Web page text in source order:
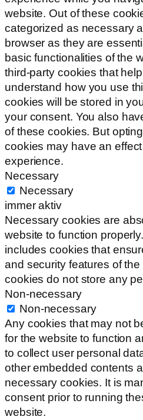
website. Out of these
categorized as necessary
browser as they are
basic functionalities of the
third-party cookies that
understand how you use
cookies will be stored in
your consent. You also
of these cookies. But
cookies may have an
experience.
Necessary
Necessary
immer aktiv
Necessary cookies are
website to function
includes cookies that
and security features of
cookies do not store any
Non-necessary
Non-necessary
Any cookies that may not
for the website to function
to collect user personal
other embedded contents
necessary cookies. It is
consent prior to running
website.